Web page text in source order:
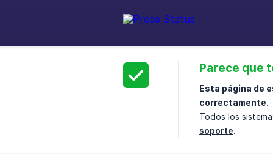
Parece que
Esta página de
correctamente.
Todos los
soporte.